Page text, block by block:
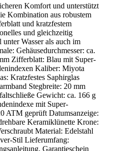
Komfort und unterstützt
Kombination aus robustem
und kratzfestem
und gleichzeitig
Wasser als auch im
Gehäusedurchmesser: ca.
Zifferblatt: Blau mit Super-
Kaliber: Miyota
Kratzfestes Saphirglas
Stegbreite: 20 mm
Gewicht: ca. 166 g
mit Super-
ATM geprüft Datumsanzeige:
Keramiklünette Krone:
Material: Edelstahl
Stil Lieferumfang:
Garantieschein